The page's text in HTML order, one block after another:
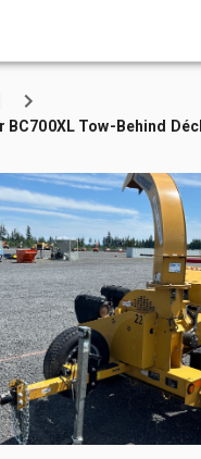
BC700XL Tow-Behind